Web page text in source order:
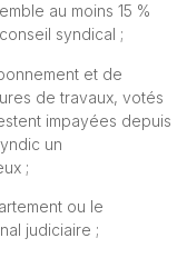
au moins 15 %
syndical ;
et de
de travaux, votés
impayées depuis
un
;
ou le
judiciaire ;